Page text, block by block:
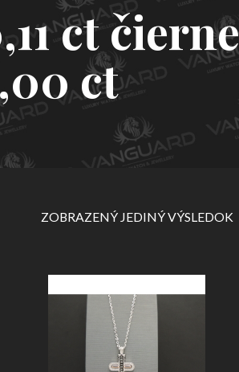
ct čierne
ct
ZOBRAZENÝ JEDINÝ VÝSLEDOK